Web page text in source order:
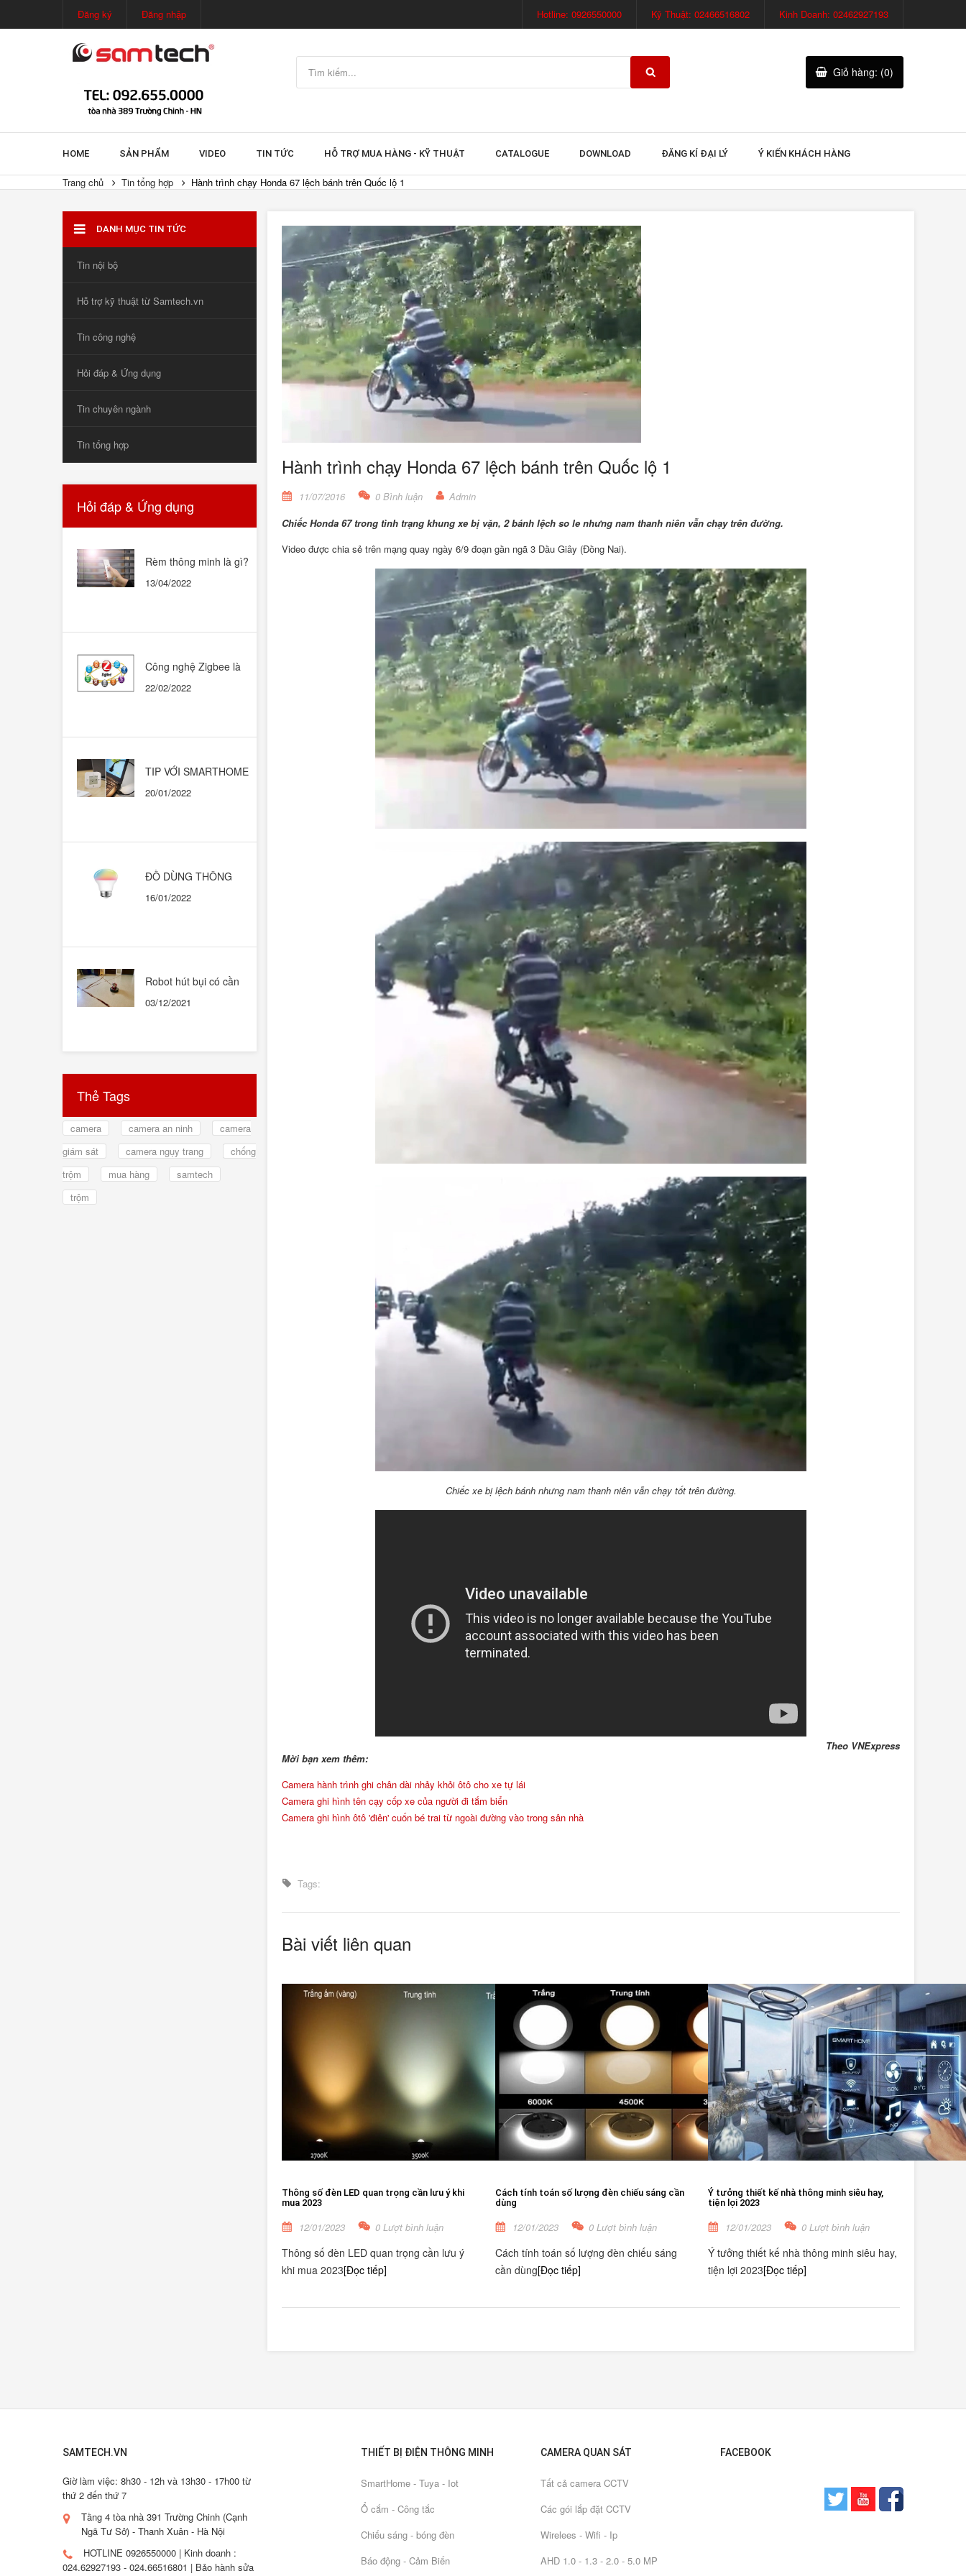
Đăng ký Đăng nhập Hotline: 0926550000 Kỹ Thuật: 02466516802 Kinh Doanh: 02462927193
Giỏ hàng: (0)
HOME SẢN PHẨM VIDEO TIN TỨC HỖ TRỢ MUA HÀNG - KỸ THUẬT CATALOGUE DOWNLOAD ĐĂNG KÍ ĐẠI LÝ Ý KIẾN KHÁCH HÀNG
Trang chủ Tin tổng hợp Hành trình chạy Honda 67 lệch bánh trên Quốc lộ 1
DANH MỤC TIN TỨC
Tin nội bộ
Hỗ trợ kỹ thuật từ Samtech.vn
Tin công nghệ
Hỏi đáp & Ứng dụng
Tin chuyên ngành
Tin tổng hợp
Hỏi đáp & Ứng dụng
Rèm thông minh là gì?
không? Có nên mua
13/04/2022
Công nghệ Zigbee là
những ngôi nhà thông
22/02/2022
TIP VỚI SMARTHOME
GOOGLE HOME
20/01/2022
ĐỒ DÙNG THÔNG
DÙNG CÁI NÀO?
16/01/2022
Robot hút bụi có cần
03/12/2021
Thẻ Tags
camera camera an ninh
camera
giám sát
camera ngụy trang
chống
trộm
mua hàng
samtech
trộm
Hành trình chạy Honda 67 lệch bánh trên Quốc lộ 1
11/07/2016 0 Bình luận
Admin
Chiếc Honda 67 trong tình trạng khung xe bị vặn, 2 bánh lệch so le nhưng nam thanh niên vẫn chạy trên đường.
Video được chia sẻ trên mạng quay ngày 6/9 đoạn gần ngã 3 Dầu Giây (Đồng Nai).
Chiếc xe bị lệch bánh nhưng nam thanh niên vẫn chạy tốt trên đường.
Theo VNExpress
Mời bạn xem thêm:
Camera hành trình ghi chân dài nhảy khỏi ôtô cho xe tự lái
Camera ghi hình tên cạy cốp xe của người đi tắm biển
Camera ghi hình ôtô 'điên' cuốn bé trai từ ngoài đường vào trong sân nhà
Tags:
Bài viết liên quan
Thông số đèn LED quan trọng cần lưu ý khi
mua 2023
12/01/2023 0 Lượt bình luận
Thông số đèn LED quan trọng cần lưu ý
khi mua 2023[Đọc tiếp]
Cách tính toán số lượng đèn chiếu sáng cần
dùng
12/01/2023 0 Lượt bình luận
Cách tính toán số lượng đèn chiếu sáng
cần dùng[Đọc tiếp]
Ý tưởng thiết kế nhà thông minh siêu hay,
tiện lợi 2023
12/01/2023 0 Lượt bình luận
Ý tưởng thiết kế nhà thông minh siêu hay,
tiện lợi 2023[Đọc tiếp]
SAMTECH.VN
Giờ làm việc: 8h30 - 12h và 13h30 - 17h00 từ
thứ 2 đến thứ 7
Tầng 4 tòa nhà 391 Trường Chinh (Cạnh
Ngã Tư Sở) - Thanh Xuân - Hà Nội
HOTLINE 0926550000 | Kinh doanh :
024.62927193 - 024.66516801 | Bảo hành sửa
THIẾT BỊ ĐIỆN THÔNG MINH
SmartHome - Tuya - Iot
Ổ cắm - Công tắc
Chiếu sáng - bóng đèn
Báo động - Cảm Biến
CAMERA QUAN SÁT
Tất cả camera CCTV
Các gói lắp đặt CCTV
Wirelees - Wifi - Ip
AHD 1.0 - 1.3 - 2.0 - 5.0 MP
FACEBOOK